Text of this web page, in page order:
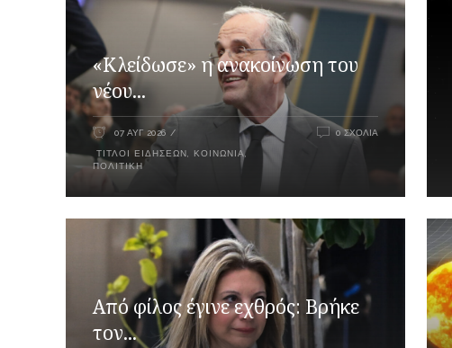
«Κλείδωσε» η ανακοίνωση του
νέου...
07 ΑΥΓ 2026
ΤΊΤΛΟΙ ΕΙΔΉΣΕΩΝ ΚΟΙΝΩΝΊΑ,
ΠΟΛΙΤΙΚΉ
0 ΣΧΌΛΙΑ
Από φίλος έγινε εχθρός: Βρήκε
τον...